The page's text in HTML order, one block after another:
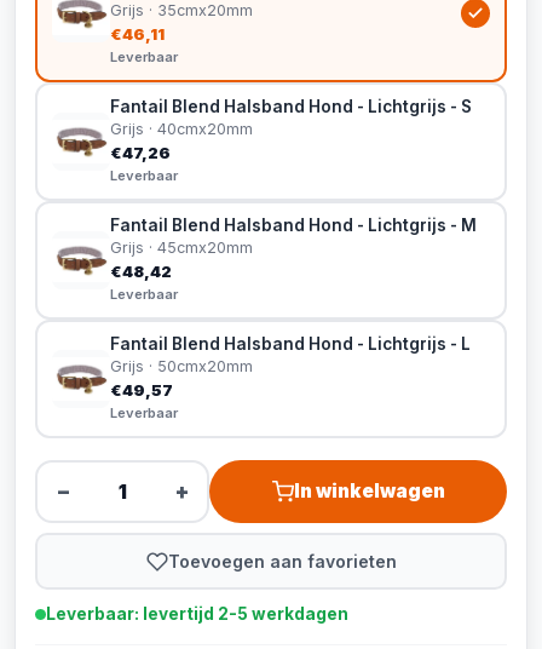
Grijs · 35cmx20mm
€46,11
Leverbaar
Fantail Blend Halsband Hond - Lichtgrijs - S
Grijs · 40cmx20mm
€47,26
Leverbaar
Fantail Blend Halsband Hond - Lichtgrijs - M
Grijs · 45cmx20mm
€48,42
Leverbaar
Fantail Blend Halsband Hond - Lichtgrijs - L
Grijs · 50cmx20mm
€49,57
Leverbaar
− + In winkelwagen
Toevoegen aan favorieten
Leverbaar: levertijd 2-5 werkdagen